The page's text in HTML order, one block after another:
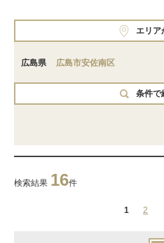
エリア
広島県 広島市安佐南区
条件で
検索結果 16件
1 2